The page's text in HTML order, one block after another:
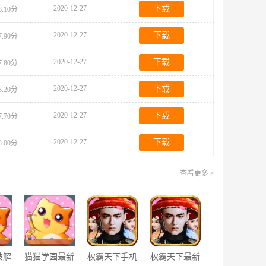
分 2020-12-27 下载
分 2020-12-27 下载
分 2020-12-27 下载
分 2020-12-27 下载
分 2020-12-27 下载
分 2020-12-27 下载
查看更多 >
解
猫猫学园最新
权霸天下手机
权霸天下最新